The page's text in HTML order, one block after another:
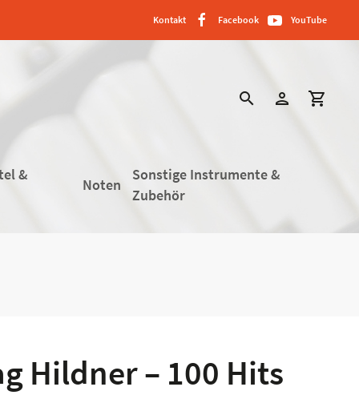
Kontakt Facebook YouTube
search person shopping_cart
&
Noten
Sonstige Instrumente &
Zubehör
Hildner – 100 Hits